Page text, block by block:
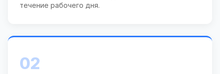
течение рабочего дня.
02